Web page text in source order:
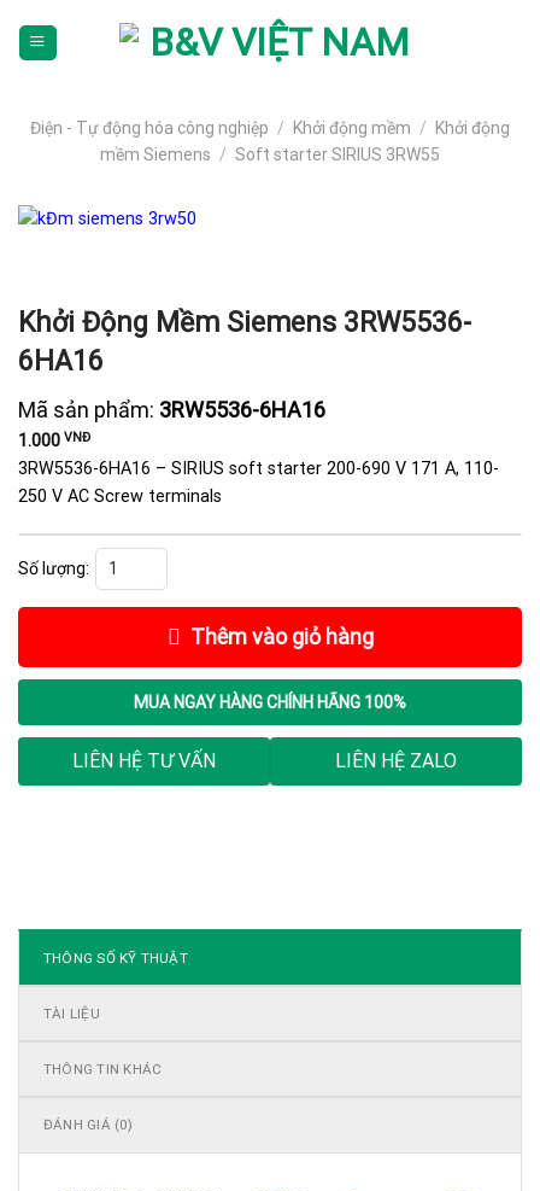
dịch)Điện - Tự động hóa công nghiệp / Khởi động mềm /
Khởi động
mềm Siemens / Soft starter SIRIUS 3RW55
Khởi Động Mềm Siemens 3RW5536-
6HA16
Mã sản phẩm: 3RW5536-6HA16
1.000 VNĐ
3RW5536-6HA16 – SIRIUS soft starter 200-690 V 171 A, 110-
250 V AC Screw terminals
Khởi Động Mềm Siemens 3RW5536-6HA16 số lượng
Thêm vào giỏ hàng
MUA NGAY HÀNG CHÍNH HÃNG 100%
LIÊN HỆ TƯ VẤN LIÊN HỆ ZALO
THÔNG SỐ KỸ THUẬT
TÀI LIỆU
THÔNG TIN KHÁC
ĐÁNH GIÁ (0)